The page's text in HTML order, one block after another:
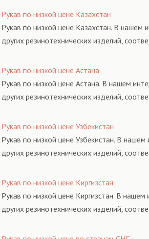
Рукав по низкой цене Казахстан
Рукав по низкой цене Казахстан. В нашем
других резинотехнических изделий,
Рукав по низкой цене Астана
Рукав по низкой цене Астана. В нашем
других резинотехнических изделий,
Рукав по низкой цене Узбекистан
Рукав по низкой цене Узбекистан. В
других резинотехнических изделий,
Рукав по низкой цене Киргизстан
Рукав по низкой цене Киргизстан. В
других резинотехнических изделий,